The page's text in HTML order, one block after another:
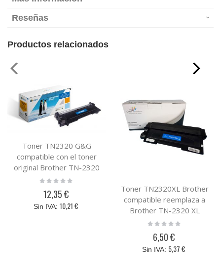
Reseñas
Productos relacionados
Toner TN2320 G&G
compatible con el toner
original Brother TN-2320
Rating:
12,35 €
10,21 €
Toner TN2320XL Brother
compatible reemplaza a
Brother TN-2320 XL
Rating:
6,50 €
5,37 €